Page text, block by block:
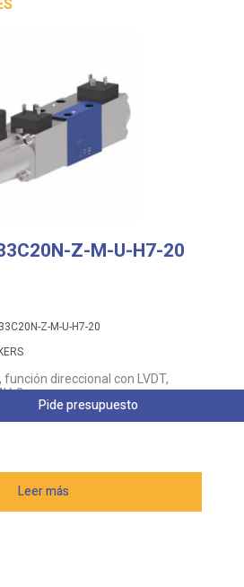
Z-M-U-H7-20
Z-M-U-H7-20
direccional con LVDT,
3
Leer más
Pide presupuesto